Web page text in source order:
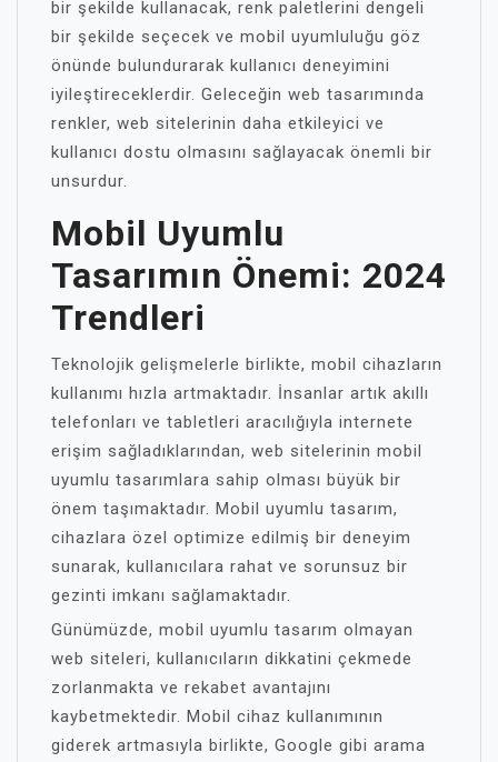
bir şekilde kullanacak, renk paletlerini dengeli
bir şekilde seçecek ve mobil uyumluluğu göz
önünde bulundurarak kullanıcı deneyimini
iyileştireceklerdir. Geleceğin web tasarımında
renkler, web sitelerinin daha etkileyici ve
kullanıcı dostu olmasını sağlayacak önemli bir
unsurdur.
Mobil Uyumlu
Tasarımın Önemi: 2024
Trendleri
Teknolojik gelişmelerle birlikte, mobil cihazların
kullanımı hızla artmaktadır. İnsanlar artık akıllı
telefonları ve tabletleri aracılığıyla internete
erişim sağladıklarından, web sitelerinin mobil
uyumlu tasarımlara sahip olması büyük bir
önem taşımaktadır. Mobil uyumlu tasarım,
cihazlara özel optimize edilmiş bir deneyim
sunarak, kullanıcılara rahat ve sorunsuz bir
gezinti imkanı sağlamaktadır.
Günümüzde, mobil uyumlu tasarım olmayan
web siteleri, kullanıcıların dikkatini çekmede
zorlanmakta ve rekabet avantajını
kaybetmektedir. Mobil cihaz kullanımının
giderek artmasıyla birlikte, Google gibi arama